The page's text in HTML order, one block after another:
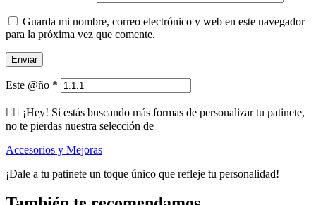
Guarda mi nombre, correo electrónico y web en este navegador
para la próxima vez que comente.
Este @ño *
🕵️‍♂️ ¡Hey! Si estás buscando más formas de personalizar tu patinete,
no te pierdas nuestra selección de
Accesorios y Mejoras
¡Dale a tu patinete un toque único que refleje tu personalidad!